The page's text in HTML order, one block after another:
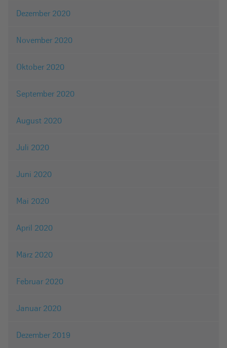
Dezember 2020
November 2020
Oktober 2020
September 2020
August 2020
Juli 2020
Juni 2020
Mai 2020
April 2020
März 2020
Februar 2020
Januar 2020
Dezember 2019